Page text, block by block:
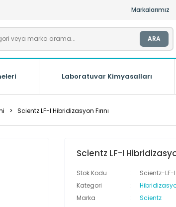
Markalarımız
ARA
Laboratuvar Kimyasalları
Scientz LF-I Hibridizasyon Fırını
Scientz LF-I
Stok Kodu
Scientz-LF-I
Kategori
Marka
Scientz